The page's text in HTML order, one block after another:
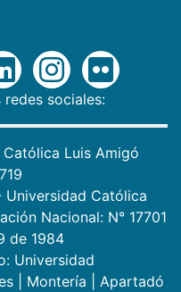
redes sociales:
Luis Amigó
Universidad Católica
Nacional: N° 17701
de 1984
Universidad
Montería
Apartadó